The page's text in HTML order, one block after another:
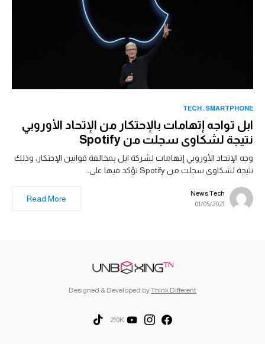
SMARTPHONE
TECH
ابل تواجه إتهامات بالإحتكار من الإتحاد الأوروبي
نتيجة لشكاوى سجلت من Spotify
وجه الإتحاد الأوروبي إتهامات لشركة ابل بمخالفة قوانين الإحتكار، وذلك
نتيجة لشكاوى سجلت من Spotify تؤكد فيها على…
News Tech
01/05/2021
Read More
Designed & Developed byThink Different
210K